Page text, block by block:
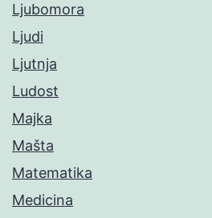
Ljubomora
Ljudi
Ljutnja
Ludost
Majka
Mašta
Matematika
Medicina